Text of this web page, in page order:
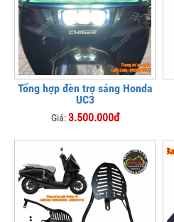
Tổng hợp đèn trợ sáng Honda
UC3
Giá:3.500.000đ